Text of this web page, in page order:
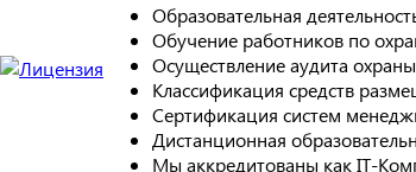
Образовательная
Обучение работников по
Осуществление аудита
Классификация средств
Сертификация систем
Дистанционная
Мы аккредитованы как IT-